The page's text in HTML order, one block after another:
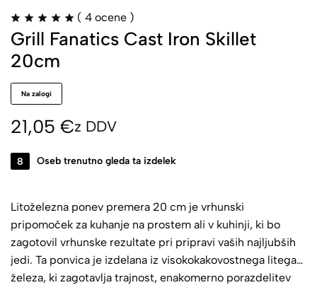
( 4 ocene )
Grill Fanatics Cast Iron Skillet
20cm
Na zalogi
21,05 €z DDV
8 Oseb trenutno gleda ta izdelek
Litoželezna ponev premera 20 cm je vrhunski
pripomoček za kuhanje na prostem ali v kuhinji, ki bo
zagotovil vrhunske rezultate pri pripravi vaših najljubših
jedi. Ta ponvica je izdelana iz visokokakovostnega litega
železa, ki zagotavlja trajnost, enakomerno porazdelitev